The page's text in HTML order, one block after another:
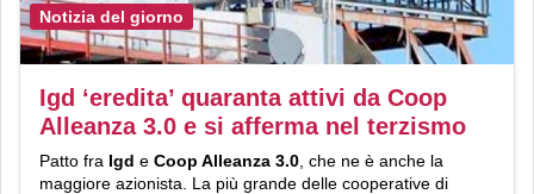
Notizia del giorno
Igd ‘eredita’ quaranta attivi da Coop
Alleanza 3.0 e si afferma nel terzismo
Patto fra Igd e Coop Alleanza 3.0 , che ne è anche la
maggiore azionista. La più grande delle cooperative di